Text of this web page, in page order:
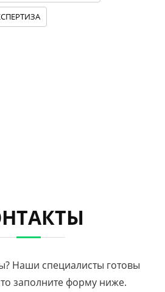
Наши специалисты готовы
заполните форму ниже.